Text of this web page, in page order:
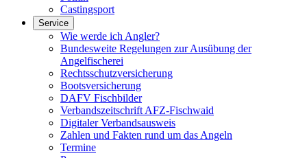
Castingsport
Service
Wie werde ich Angler?
Bundesweite Regelungen zur Ausübung der
Angelfischerei
Rechtsschutzversicherung
Bootsversicherung
DAFV Fischbilder
Verbandszeitschrift AFZ-Fischwaid
Digitaler Verbandsausweis
Zahlen und Fakten rund um das Angeln
Termine